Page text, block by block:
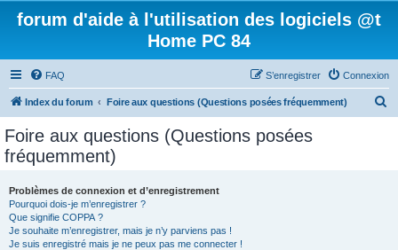
forum d'aide à l'utilisation des logiciels @t
Home PC 84
FAQ Connexion
S’enregistrer
Index du forum Foire aux questions (Questions posées fréquemment)
Foire aux questions (Questions posées
fréquemment)
Problèmes de connexion et d’enregistrement
Pourquoi dois-je m’enregistrer ?
Que signifie COPPA ?
Je souhaite m’enregistrer, mais je n’y parviens pas !
Je suis enregistré mais je ne peux pas me connecter !